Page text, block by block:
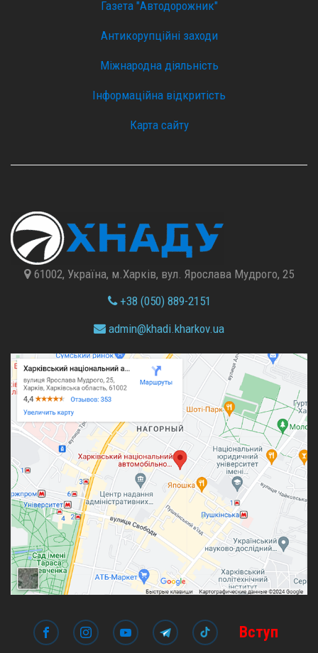
Газета "Автодорожник"
Антикорупційні заходи
Міжнародна діяльність
Інформаційна відкритість
Карта сайту
61002, Україна, м.Харків, вул. Ярослава Мудрого, 25
+38 (050) 889-2151
admin@khadi.kharkov.ua
Вступ